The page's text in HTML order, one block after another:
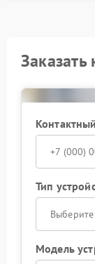
Заказать
Тип
Выберите
Модель